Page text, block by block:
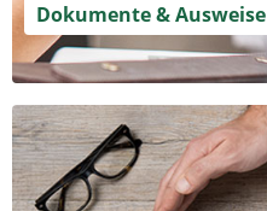
Dokumente & Ausweise